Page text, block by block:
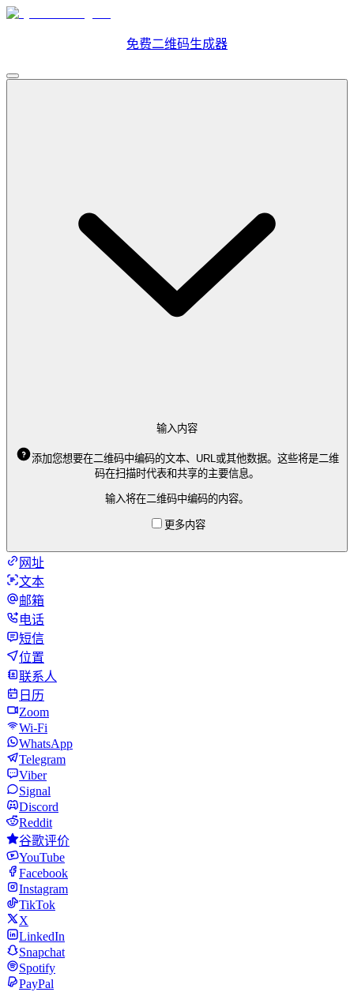
免费二维码生成器
输入内容
添加您想要在二维码中编码的文本、URL或其他数据。这些将是二维
码在扫描时代表和共享的主要信息。
输入将在二维码中编码的内容。
更多内容
网址
文本
邮箱
电话
短信
位置
联系人
日历
Zoom
Wi-Fi
WhatsApp
Telegram
Viber
Signal
Discord
Reddit
谷歌评价
YouTube
Facebook
Instagram
TikTok
X
LinkedIn
Snapchat
Spotify
PayPal